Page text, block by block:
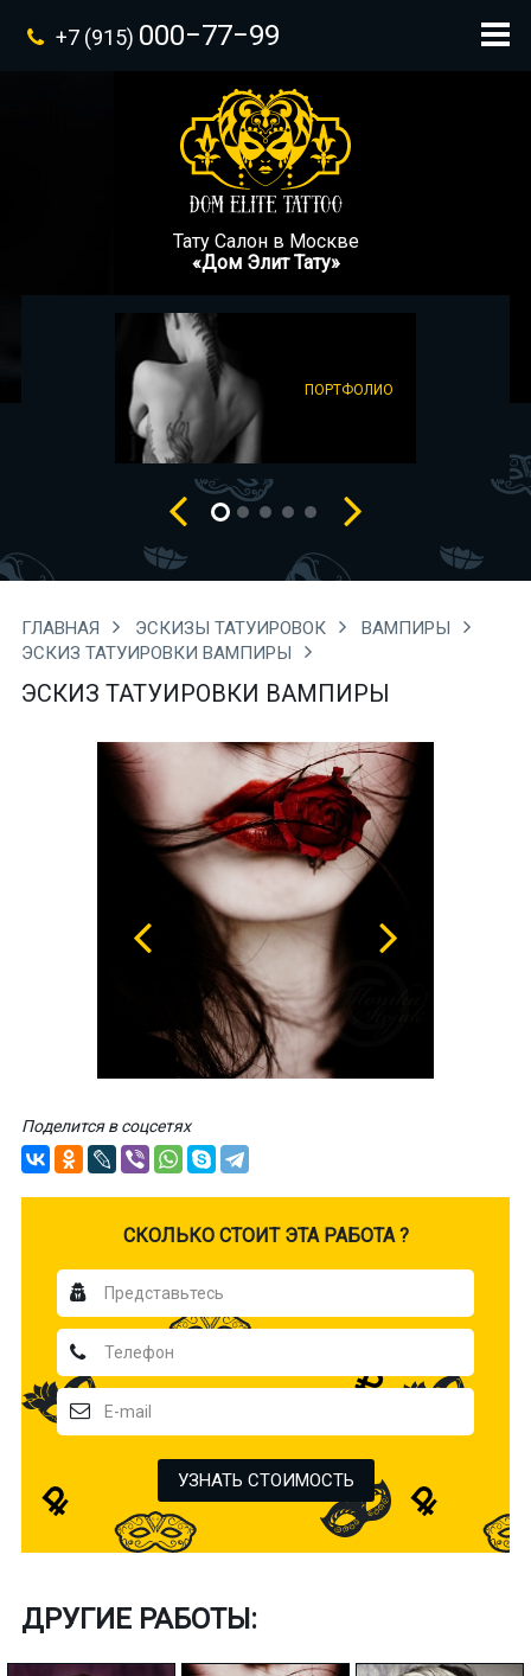
+7 (915) 000−77−99
Тату Салон в Москве
«Дом Элит Тату»
ПОРТФОЛИО
ГЛАВНАЯ ЭСКИЗЫ ТАТУИРОВОК
ВАМПИРЫ
ЭСКИЗ ТАТУИРОВКИ ВАМПИРЫ
ЭСКИЗ ТАТУИРОВКИ ВАМПИРЫ
Поделится в соцсетях
CКОЛЬКО СТОИТ ЭТА РАБОТА ?
УЗНАТЬ СТОИМОСТЬ
ДРУГИЕ РАБОТЫ: